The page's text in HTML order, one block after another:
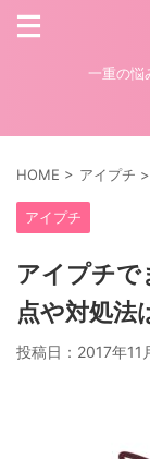
一重の悩
HOME > アイプチ >
アイプチ
アイプチで
点や対処法
投稿日： 2017年11